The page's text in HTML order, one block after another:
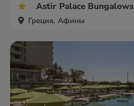
Astir Palace Bungalows
Греция, Афины